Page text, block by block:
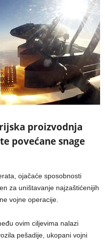
proizvodnja
povećane snage
ojačaće sposobnosti
za uništavanje najzaštićenijih
vojne operacije.
ovim ciljevima nalazi
pešadije, ukopani vojni